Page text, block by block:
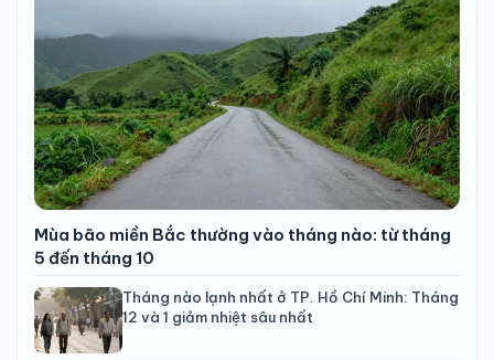
Mùa bão miền Bắc thường vào tháng nào: từ tháng
5 đến tháng 10
Tháng nào lạnh nhất ở TP. Hồ Chí Minh: Tháng
12 và 1 giảm nhiệt sâu nhất